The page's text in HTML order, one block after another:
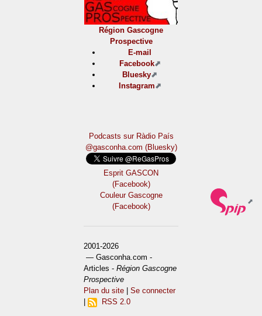
Région Gascogne
Prospective
E-mail
Facebook
Bluesky
Instagram
Podcasts sur Ràdio País
@gasconha.com (Bluesky)
Esprit GASCON
(Facebook)
Couleur Gascogne
(Facebook)
2001-2026
— Gasconha.com -
Articles -Région Gascogne
Prospective
Plan du site |Se connecter
|
RSS 2.0